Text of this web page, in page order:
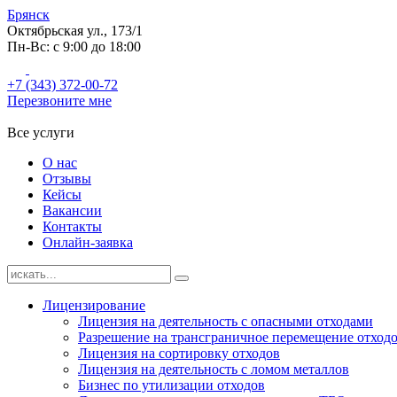
Брянск
Октябрьская ул., 173/1
Пн-Вс: с 9:00 до 18:00
+7 (343) 372-00-72
Перезвоните мне
Все услуги
О нас
Отзывы
Кейсы
Вакансии
Контакты
Онлайн-заявка
Лицензирование
Лицензия на деятельность с опасными отходами
Разрешение на трансграничное перемещение
Лицензия на сортировку отходов
Лицензия на деятельность с ломом металлов
Бизнес по утилизации отходов